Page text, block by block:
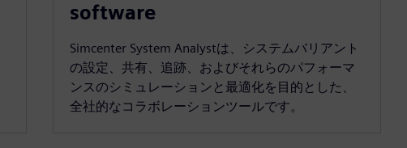
software
Simcenter System Analystは、システムバリアント
の設定、共有、追跡、およびそれらのパフォーマ
ンスのシミュレーションと最適化を目的とした、
全社的なコラボレーションツールです。